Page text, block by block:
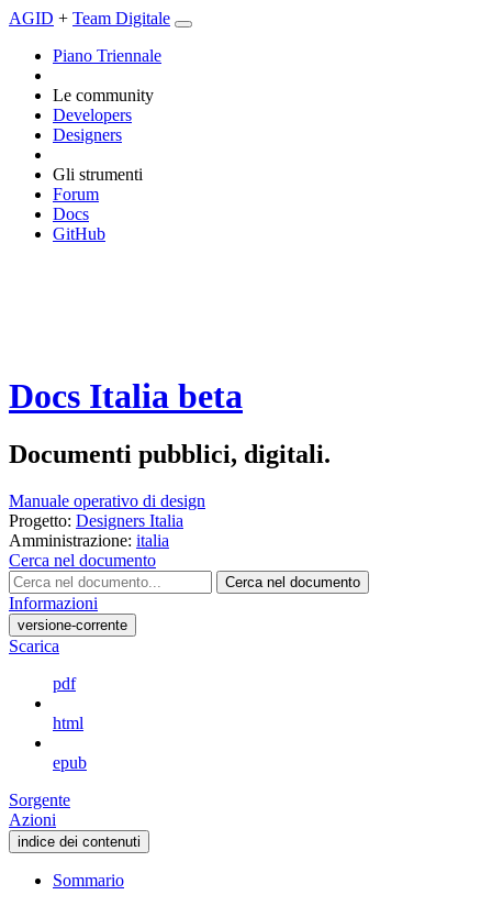
AGID + Team Digitale
Piano Triennale
Le community
Developers
Designers
Gli strumenti
Forum
Docs
GitHub
Docs Italia beta
Documenti pubblici, digitali.
Manuale operativo di design
Progetto: Designers Italia
Amministrazione: italia
Cerca nel documento
Cerca nel documento
Informazioni
versione-corrente
Scarica
pdf
html
epub
Sorgente
Azioni
indice dei contenuti
Sommario